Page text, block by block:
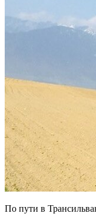
По пути в